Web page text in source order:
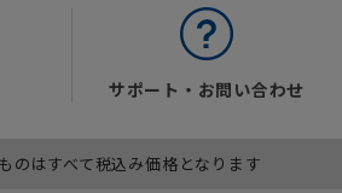
サポート・お問い合わせ
のはすべて税込み価格となります